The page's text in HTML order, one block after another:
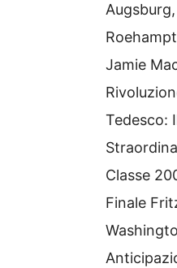
Jamie
Tedesco:
Classe
Finale